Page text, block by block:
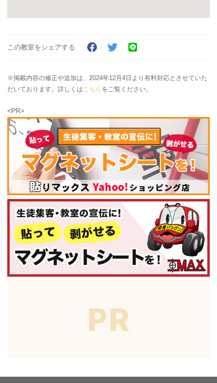
この教室をシェアする
※掲載内容の修正や追加は、2024年12月4日より有料対応とさせていた
だいております。詳しくはこちら をご覧ください。
<PR>